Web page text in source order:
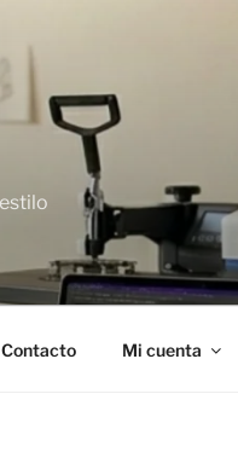
Contacto Mi cuenta